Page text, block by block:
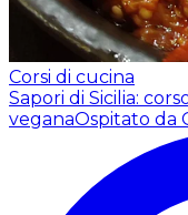
Corsi di cucina
Sapori di Sicilia:
veganaOspitato da